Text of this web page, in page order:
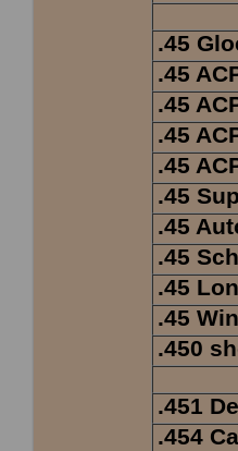
.45
.45
.45
.45
.45
.45
.45
.45
.45
.45
.450
.451
.454